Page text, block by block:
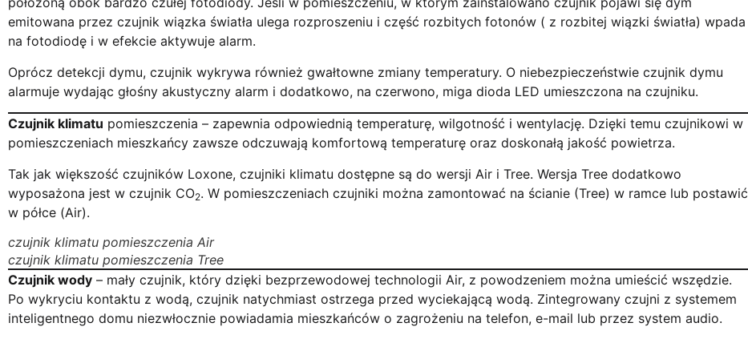
emitowana przez czujnik wiązka światła ulega rozproszeniu i część rozbitych fotonów ( z rozbitej wiązki światła) wpada
na fotodiodę i w efekcie aktywuje alarm.
Oprócz detekcji dymu, czujnik wykrywa również gwałtowne zmiany temperatury. O niebezpieczeństwie czujnik dymu
alarmuje wydając głośny akustyczny alarm i dodatkowo, na czerwono, miga dioda LED umieszczona na czujniku.
Czujnik klimatu pomieszczenia – zapewnia odpowiednią temperaturę, wilgotność i wentylację. Dzięki temu czujnikowi w
pomieszczeniach mieszkańcy zawsze odczuwają komfortową temperaturę oraz doskonałą jakość powietrza.
Tak jak większość czujników Loxone, czujniki klimatu dostępne są do wersji Air i Tree. Wersja Tree dodatkowo
wyposażona jest w czujnik CO2. W pomieszczeniach czujniki można zamontować na ścianie (Tree) w ramce lub postawić
w półce (Air).
czujnik klimatu pomieszczenia Air
czujnik klimatu pomieszczenia Tree
Czujnik wody – mały czujnik, który dzięki bezprzewodowej technologii Air, z powodzeniem można umieścić wszędzie.
Po wykryciu kontaktu z wodą, czujnik natychmiast ostrzega przed wyciekającą wodą. Zintegrowany czujni z systemem
inteligentnego domu niezwłocznie powiadamia mieszkańców o zagrożeniu na telefon, e-mail lub przez system audio.